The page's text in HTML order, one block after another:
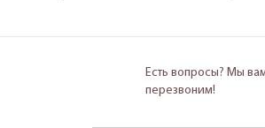
Есть вопросы? Мы
перезвоним!